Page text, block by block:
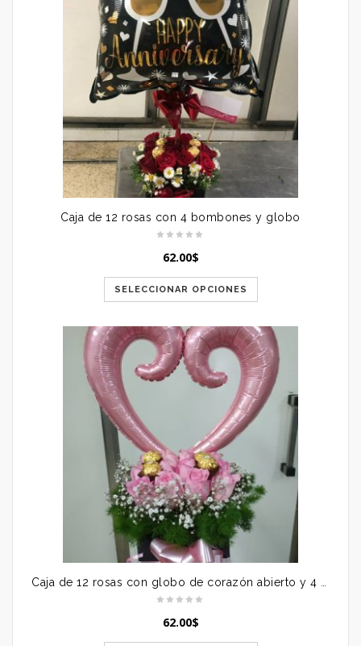
Caja de 12 rosas con 4 bombones y globo
62.00$
SELECCIONAR OPCIONES
62.00$